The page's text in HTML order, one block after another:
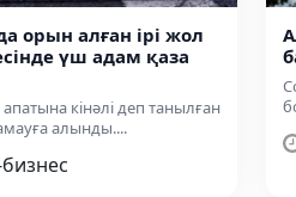
орын алған ірі жол
үш адам қаза
кінәлі деп танылған
алынды....